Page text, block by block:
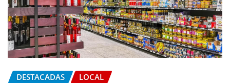
DESTACADAS LOCAL